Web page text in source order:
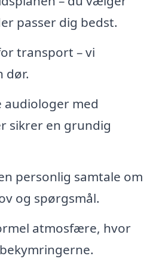
passer dig bedst.
transport – vi
dør.
audiologer med
sikrer en grundig
personlig samtale om
og spørgsmål.
atmosfære, hvor